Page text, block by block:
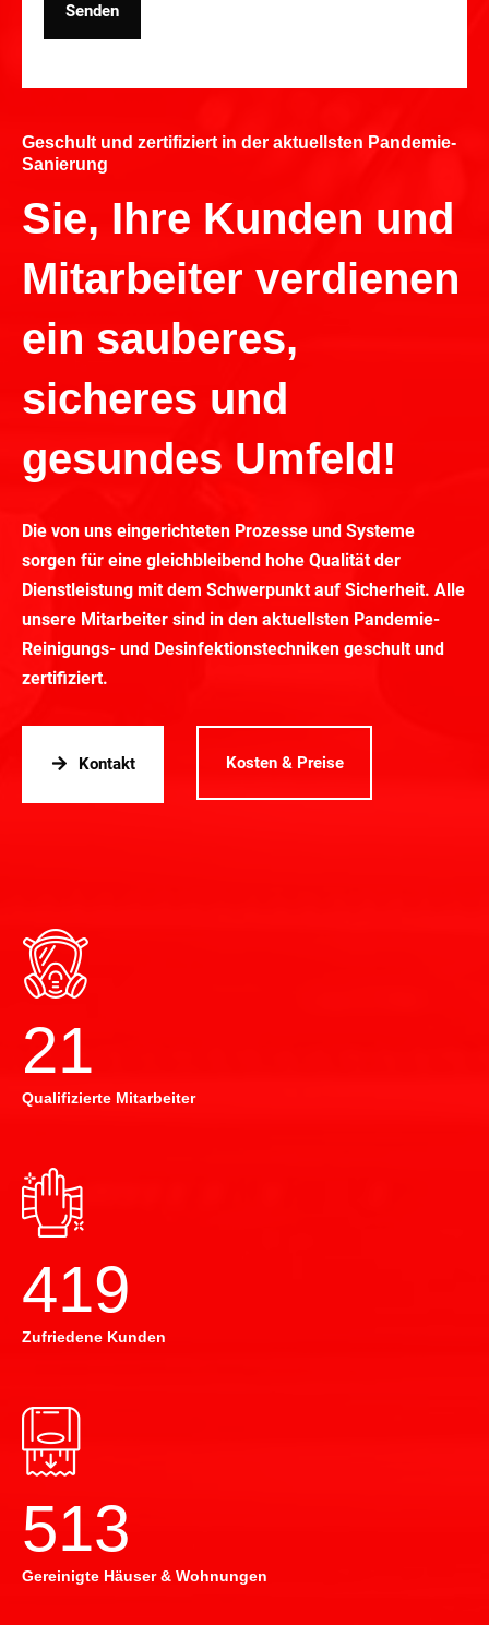
Senden
Geschult und zertifiziert in der aktuellsten Pandemie-
Sanierung
Sie, Ihre Kunden und
Mitarbeiter verdienen
ein sauberes,
sicheres und
gesundes Umfeld!
Die von uns eingerichteten Prozesse und Systeme
sorgen für eine gleichbleibend hohe Qualität der
Dienstleistung mit dem Schwerpunkt auf Sicherheit. Alle
unsere Mitarbeiter sind in den aktuellsten Pandemie-
Reinigungs- und Desinfektionstechniken geschult und
zertifiziert.
Kontakt Kosten & Preise
22
Qualifizierte Mitarbeiter
420
Zufriedene Kunden
514
Gereinigte Häuser & Wohnungen